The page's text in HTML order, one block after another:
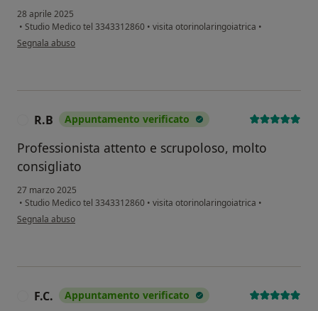
28 aprile 2025
• Studio Medico tel 3343312860 • visita otorinolaringoiatrica •
secondo l'opinione dell'utente Anna
Segnala abuso
R.B Appuntamento verificato
Professionista attento e scrupoloso, molto
consigliato
27 marzo 2025
• Studio Medico tel 3343312860 • visita otorinolaringoiatrica •
secondo l'opinione dell'utente R.B
Segnala abuso
F.C. Appuntamento verificato